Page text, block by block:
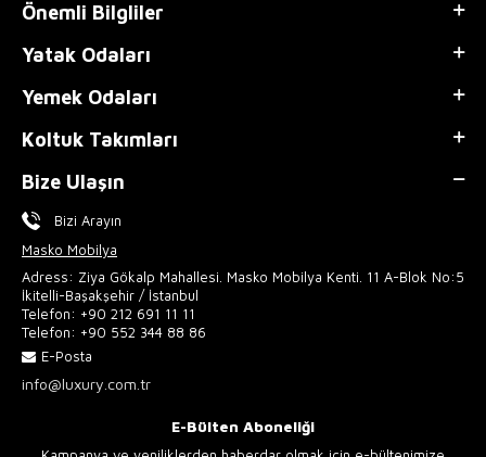
Önemli Bilgliler
Yatak Odaları
Yemek Odaları
Koltuk Takımları
Bize Ulaşın
Bizi Arayın
Masko Mobilya
Adress: Ziya Gökalp Mahallesi. Masko Mobilya Kenti. 11 A-Blok No:5
İkitelli-Başakşehir / İstanbul
Telefon: +90 212 691 11 11
Telefon: +90 552 344 88 86
E-Posta
info@luxury.com.tr
E-Bülten Aboneliği